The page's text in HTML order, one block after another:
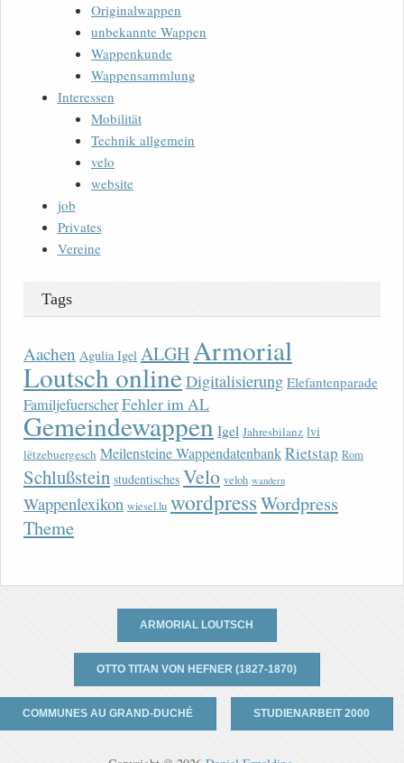
Originalwappen
unbekannte Wappen
Wappenkunde
Wappensammlung
Interessen
Mobilität
Technik allgemein
velo
website
job
Privates
Vereine
Tags
Aachen Agulia Igel ALGHArmorial
Loutsch onlineDigitalisierung Elefantenparade
FamiljefuerscherFehler im AL
Gemeindewappen Igel Jahresbilanz lvi
lëtzebuergesch Meilensteine WappendatenbankRietstap Rom
Schlußstein studentisches Velo veloh wandern
Wappenlexikon wiesel.lu wordpressWordpress
Theme
ARMORIAL LOUTSCH
OTTO TITAN VON HEFNER (1827-1870)
COMMUNES AU GRAND-DUCHÉ STUDIENARBEIT 2000